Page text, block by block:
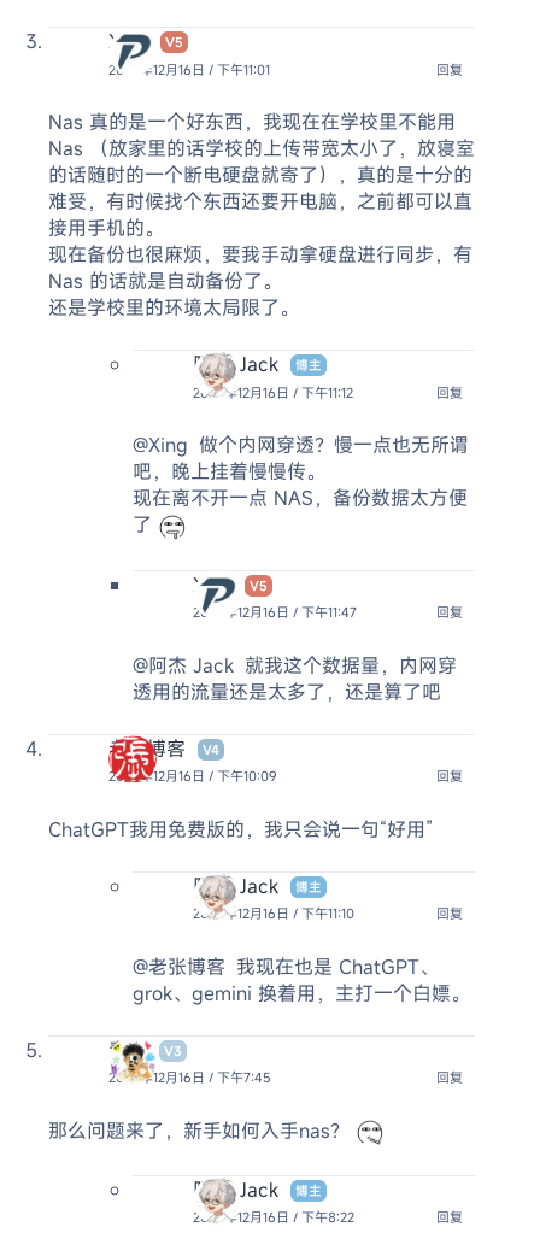
Xing
V5
2024年12月16日 / 下午11:01
回复
Nas 真的是一个好东西，我现在在学校里不能用
Nas （放家里的话学校的上传带宽太小了，放寝室
的话随时的一个断电硬盘就寄了），真的是十分的
难受，有时候找个东西还要开电脑，之前都可以直
接用手机的。
现在备份也很麻烦，要我手动拿硬盘进行同步，有
Nas 的话就是自动备份了。
还是学校里的环境太局限了。
阿杰 Jack
博主
2024年12月16日 / 下午11:12
回复
@Xing 做个内网穿透？慢一点也无所谓
吧，晚上挂着慢慢传。
现在离不开一点 NAS，备份数据太方便
了
Xing
V5
2024年12月16日 / 下午11:47
回复
@阿杰 Jack 就我这个数据量，内网穿
透用的流量还是太多了，还是算了吧
老张博客
V4
2024年12月16日 / 下午10:09
回复
ChatGPT我用免费版的，我只会说一句“好用”
阿杰 Jack
博主
2024年12月16日 / 下午11:10
回复
@老张博客 我现在也是 ChatGPT、
grok、gemini 换着用，主打一个白嫖。
青山
V3
2024年12月16日 / 下午7:45
回复
那么问题来了，新手如何入手nas？
阿杰 Jack
博主
2024年12月16日 / 下午8:22
回复